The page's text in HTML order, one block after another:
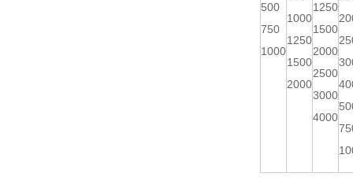
500
750
1000
1000
1250
1500
2000
1250
1500
2000
2500
3000
4000